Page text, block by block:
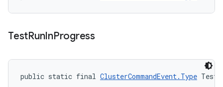
TestRunInProgress
public static final ClusterCommandEvent.Type